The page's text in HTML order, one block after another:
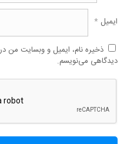
ایمیل *
ذخیره نام، ایمیل و وبسایت من
دیدگاهی می‌نویسم.